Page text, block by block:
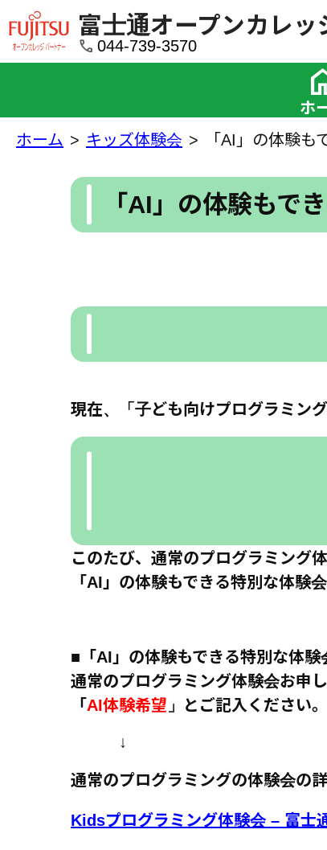
富士通オープンカレッ
call 044-739-3570
ホ
ホーム
キッズ体験会 「AI」の体験
「AI」の体験もで
現在、「 子ども向けプログラミン
このたび、通常のプログラミング
「AI」の体験もできる特別な体験
■「AI」の体験もできる特別な体験
通常のプログラミング体験会お申し
「AI体験希望 」とご記入ください。
↓
通常のプログラミングの体験会の
Kidsプログラミング体験会 – 富士